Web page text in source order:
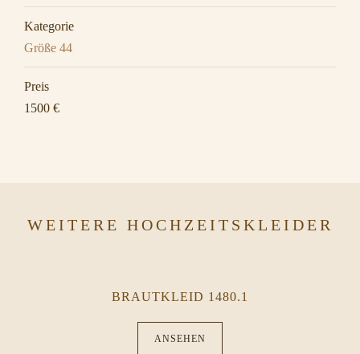
Kategorie
Größe 44
Preis
1500 €
WEITERE HOCHZEITSKLEIDER
BRAUTKLEID 1480.1
ANSEHEN